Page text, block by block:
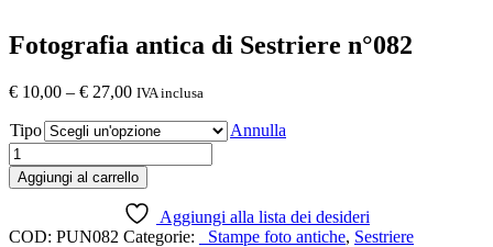
Fotografia antica di Sestriere n°082
€ 10,00 – € 27,00 IVA inclusa
Tipo
Annulla
Quantità
Aggiungi al carrello
Aggiungi alla lista dei desideri
COD: PUN082 Categorie: _Stampe foto antiche, Sestriere